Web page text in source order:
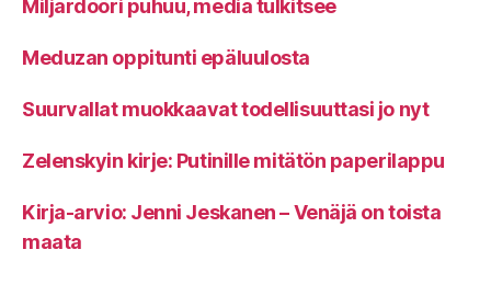
Miljardööri puhuu, media tulkitsee
Meduzan oppitunti epäluulosta
Suurvallat muokkaavat todellisuuttasi jo nyt
Zelenskyin kirje: Putinille mitätön paperilappu
Kirja-arvio: Jenni Jeskanen – Venäjä on toista
maata